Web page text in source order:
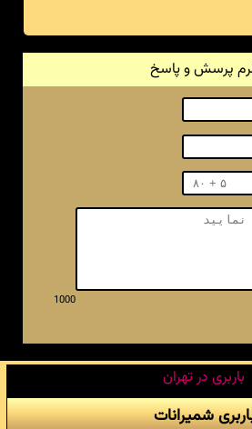
پرسش و پاسخ
1000
باربری در تهران
شمیرانات